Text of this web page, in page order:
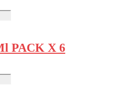
PACK X 6